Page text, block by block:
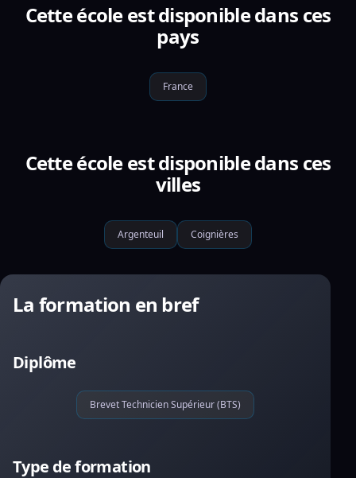
Cette école est disponible dans ces
pays
France
Cette école est disponible dans ces
villes
Argenteuil Coignières
La formation en bref
Diplôme
Brevet Technicien Supérieur (BTS)
Type de formation